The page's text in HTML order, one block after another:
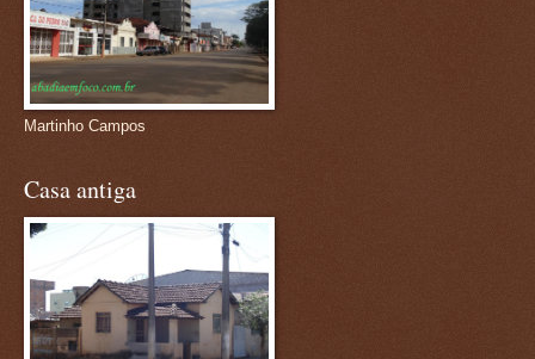
Martinho Campos
Casa antiga